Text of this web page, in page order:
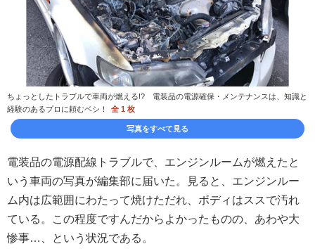
ちょっとしたトラブルで車両が燃える!? 電装品の電源確保・メンテナンスは、知識と
経験のあるプロに頼むベシ！
全 1 枚
写真をすべて見る
電装品の電源配線トラブルで、エンジンルームが燃えたと
いう車両の写真が編集部に届いた。見ると、エンジンルー
ム内は広範囲にわたって焼けただれ、ボディはススで汚れ
ている。この程度ですんだからよかったものの、あわや大
惨事…、という状況である。